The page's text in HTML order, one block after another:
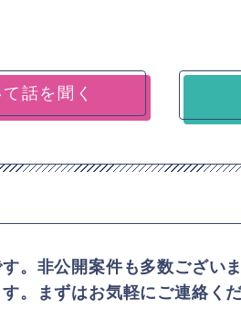
。非公開案件も多数ございま
。まずはお気軽にご連絡くだ